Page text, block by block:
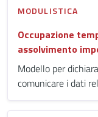
MODULISTICA
Occupazione
assolvimento
Modello per
comunicare i dati